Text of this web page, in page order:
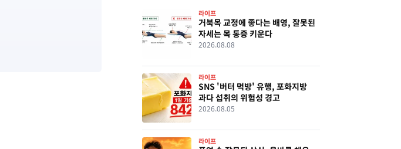
라이프
거북목 교정에 좋다는 배영, 잘못된
자세는 목 통증 키운다
2026.08.08
라이프
SNS '버터 먹방' 유행, 포화지방
과다 섭취의 위험성 경고
2026.08.05
라이프